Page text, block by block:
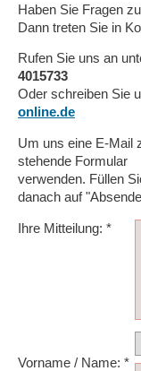
Haben Sie Fragen
Dann treten Sie in
Rufen Sie uns an
4015733
Oder schreiben Sie
online.de
Um uns eine E-Mail
stehende Formular
verwenden. Füllen
danach auf
Ihre Mitteilung: *
Vorname / Name: *